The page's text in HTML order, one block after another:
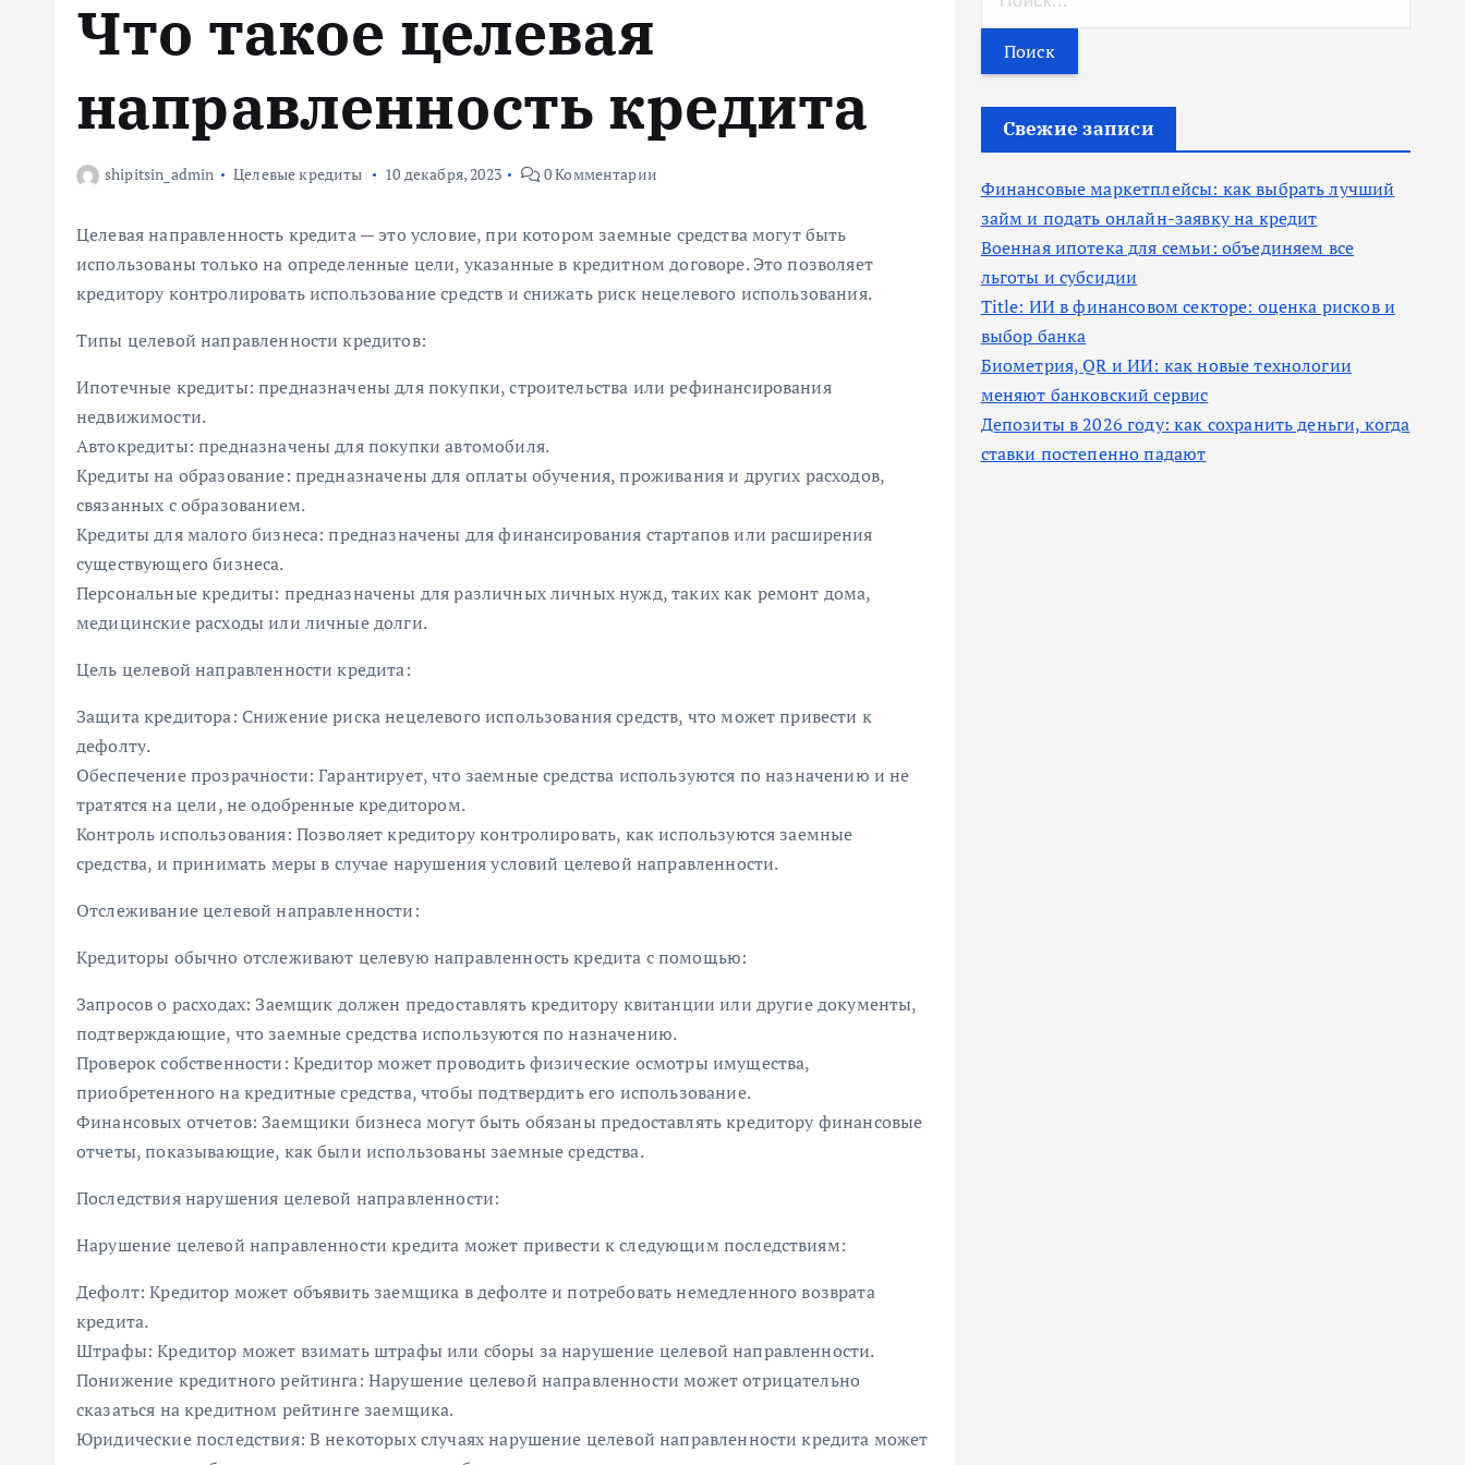
Что такое целевая
направленность кредита
shipitsin_admin Целевые кредиты 10 декабря, 2023 0 Комментарии
Целевая направленность кредита — это условие, при котором заемные средства могут быть
использованы только на определенные цели, указанные в кредитном договоре. Это позволяет
кредитору контролировать использование средств и снижать риск нецелевого использования.
Типы целевой направленности кредитов:
Ипотечные кредиты: предназначены для покупки, строительства или рефинансирования
недвижимости.
Автокредиты: предназначены для покупки автомобиля.
Кредиты на образование: предназначены для оплаты обучения, проживания и других расходов,
связанных с образованием.
Кредиты для малого бизнеса: предназначены для финансирования стартапов или расширения
существующего бизнеса.
Персональные кредиты: предназначены для различных личных нужд, таких как ремонт дома,
медицинские расходы или личные долги.
Цель целевой направленности кредита:
Защита кредитора: Снижение риска нецелевого использования средств, что может привести к
дефолту.
Обеспечение прозрачности: Гарантирует, что заемные средства используются по назначению и не
тратятся на цели, не одобренные кредитором.
Контроль использования: Позволяет кредитору контролировать, как используются заемные
средства, и принимать меры в случае нарушения условий целевой направленности.
Отслеживание целевой направленности:
Кредиторы обычно отслеживают целевую направленность кредита с помощью:
Запросов о расходах: Заемщик должен предоставлять кредитору квитанции или другие документы,
подтверждающие, что заемные средства используются по назначению.
Проверок собственности: Кредитор может проводить физические осмотры имущества,
приобретенного на кредитные средства, чтобы подтвердить его использование.
Финансовых отчетов: Заемщики бизнеса могут быть обязаны предоставлять кредитору финансовые
отчеты, показывающие, как были использованы заемные средства.
Последствия нарушения целевой направленности:
Нарушение целевой направленности кредита может привести к следующим последствиям:
Дефолт: Кредитор может объявить заемщика в дефолте и потребовать немедленного возврата
кредита.
Штрафы: Кредитор может взимать штрафы или сборы за нарушение целевой направленности.
Понижение кредитного рейтинга: Нарушение целевой направленности может отрицательно
сказаться на кредитном рейтинге заемщика.
Юридические последствия: В некоторых случаях нарушение целевой направленности кредита может
т
и
Свежие записи
Финансовые маркетплейсы: как выбрать лучший
займ и подать онлайн-заявку на кредит
Военная ипотека для семьи: объединяем все
льготы и субсидии
Title: ИИ в финансовом секторе: оценка рисков и
выбор банка
Биометрия, QR и ИИ: как новые технологии
меняют банковский сервис
Депозиты в 2026 году: как сохранить деньги, когда
ставки постепенно падают